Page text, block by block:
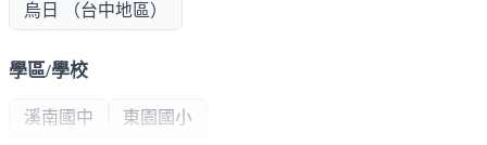
烏日 （台中地區）
學區/學校
溪南國中 東園國小